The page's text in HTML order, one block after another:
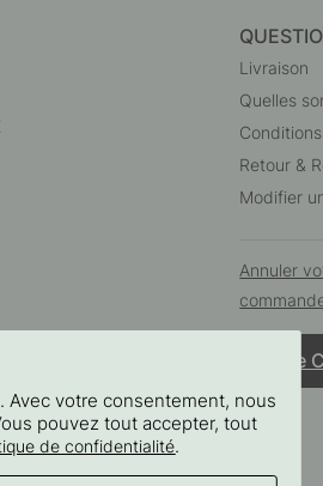
Livraison
Quelles
Retour &
Modifier
Annuler
Service
Avec votre consentement, nous
pouvez tout accepter, tout
de confidentialité.